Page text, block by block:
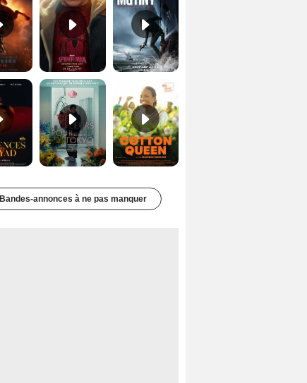
Les Silences de Riyad Bande-annonce VO STFR Cotton Queen Bande-annonce VO STFR
Bandes-annonces à ne pas manquer